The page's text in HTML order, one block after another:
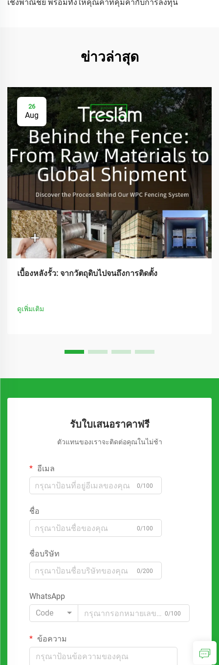
เชิงพาณิชย์ พร้อมทั้งให้คุณค่าที่คุ้มค่ากับการลงทุน
ข่าวล่าสุด
26
Aug
เบื้องหลังรั้ว: จากวัตถุดิบไปจนถึงการติดตั้ง
ดูเพิ่มเติม
รับใบเสนอราคาฟรี
ตัวแทนของเราจะติดต่อคุณในไม่ช้า
อีเมล
0/100
ชื่อ
0/100
ชื่อบริษัท
0/200
WhatsApp
Code
0/100
ข้อความ